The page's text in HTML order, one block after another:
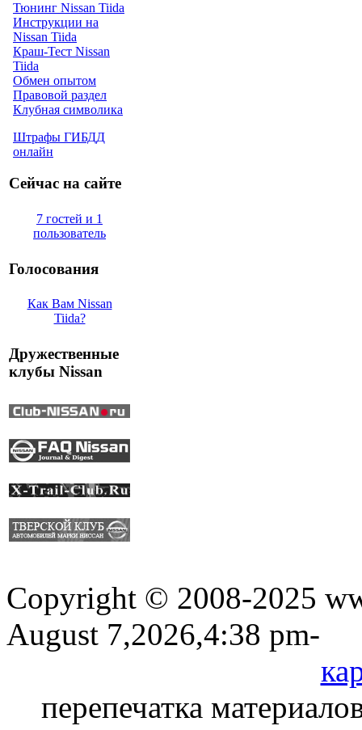
Тюнинг Nissan Tiida
Инструкции на
Nissan Tiida
Краш-Тест Nissan
Tiida
Обмен опытом
Правовой раздел
Клубная символика
Штрафы ГИБДД
онлайн
Сейчас на сайте
7 гостей и 1
пользователь
Голосования
Как Вам Nissan
Tiida?
Дружественные
клубы Nissan
Copyright © 2008-2025
August 7,2026,4:38 pm-
перепечатка